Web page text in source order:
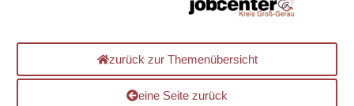
zurück zur Themenübersicht
eine Seite zurück